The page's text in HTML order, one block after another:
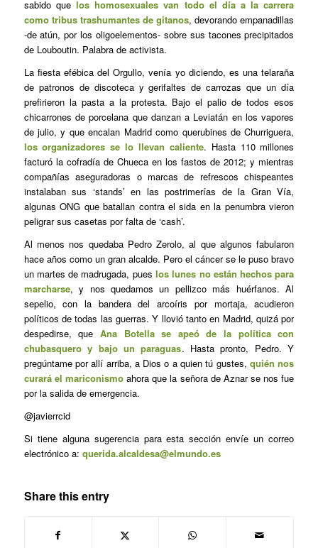
sabido quelos homosexuales van todo el día a la carrera
como tribus trashumantes de gitanos, devorando empanadillas
-de atún, por los oligoelementos- sobre sus tacones precipitados
de Louboutin. Palabra de activista.
La fiesta efébica del Orgullo, venía yo diciendo, es una telaraña
de patronos de discoteca y gerifaltes de carrozas que un día
prefirieron la pasta a la protesta. Bajo el palio de todos esos
chicarrones de porcelana que danzan a Leviatán en los vapores
de julio, y que encalan Madrid como querubines de Churriguera,
los organizadores se lo llevan caliente. Hasta 110 millones
facturó la cofradía de Chueca en los fastos de 2012; y mientras
compañías aseguradoras o marcas de refrescos chispeantes
instalaban sus ‘stands’ en las postrimerías de la Gran Vía,
algunas ONG que batallan contra el sida en la penumbra vieron
peligrar sus casetas por falta de ‘cash’.
Al menos nos quedaba Pedro Zerolo, al que algunos fabularon
hace años como un gran alcalde. Pero el cáncer se le puso bravo
un martes de madrugada, pues los lunes no están hechos para
marcharse, y nos quedamos un pellizco más huérfanos. Al
sepelio, con la bandera del arcoíris por mortaja, acudieron
políticos de todas las guerras. Y llovió tanto en Madrid, quizá por
despedirse, que Ana Botella se apeó de la política con
chubasquero y bajo un paraguas. Hasta pronto, Pedro. Y
pregúntame por allí arriba, a Dios o a quien tú gustes,quién nos
curará el mariconismoahora que la señora de Aznar se nos fue
por la salida de emergencia.
@javierrcid
Si tiene alguna sugerencia para esta sección envíe un correo
electrónico a: querida.alcaldesa@elmundo.es
Share this entry